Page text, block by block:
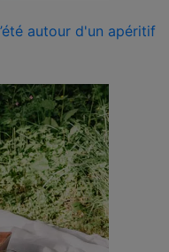
autour d'un apéritif